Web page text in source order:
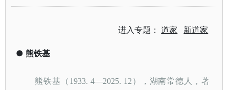
进入专题：道家 新道家
● 熊铁基
熊铁基（ 1933. 4—2025. 12），湖南常德人，著